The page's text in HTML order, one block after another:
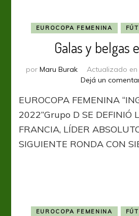
EUROCOPA FEMENINA
Galas y belgas
por Maru Burak Actualizado en
Dejá un
EUROCOPA FEMENINA
2022”Grupo D SE DEFINIÓ
FRANCIA, LÍDER
SIGUIENTE RONDA CON
EUROCOPA FEMENINA